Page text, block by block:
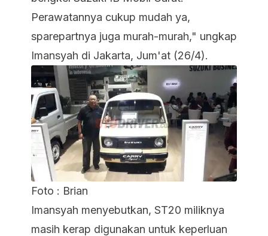
Perawatannya cukup mudah ya,
sparepartnya juga murah-murah," ungkap
Imansyah di Jakarta, Jum'at (26/4).
Foto : Brian
Imansyah menyebutkan, ST20 miliknya
masih kerap digunakan untuk keperluan